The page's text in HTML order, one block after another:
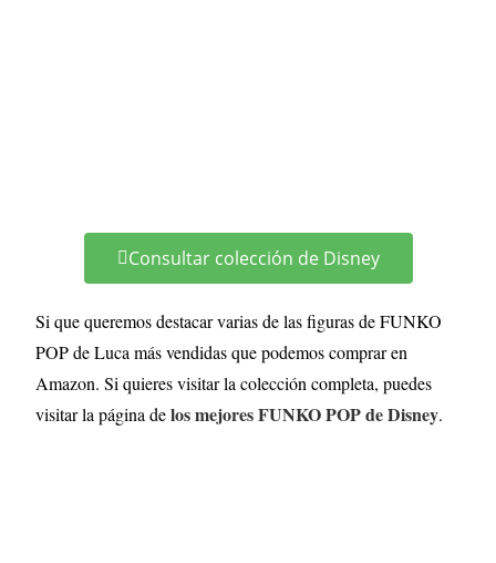
Consultar colección de Disney
Si que queremos destacar varias de las figuras de FUNKO
POP de Luca más vendidas que podemos comprar en
Amazon. Si quieres visitar la colección completa, puedes
visitar la página delos mejores FUNKO POP de Disney.